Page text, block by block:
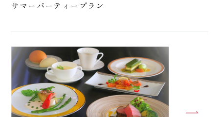
サマーパーティープラン
ご宿泊 お食事 ご宴会 ご婚礼 ご観光
館内施設 アクセス
お問い合わせ
よくあるご質問